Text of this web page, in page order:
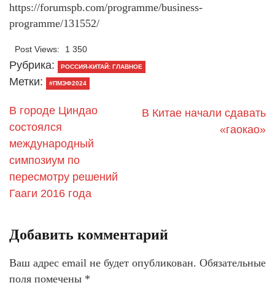
https://forumspb.com/programme/business-
programme/131552/
Post Views: 1 350
Рубрика: РОССИЯ-КИТАЙ: ГЛАВНОЕ
Метки: #ПМЭФ2024
В городе Циндао
состоялся
международный
симпозиум по
пересмотру решений
Гааги 2016 года
В Китае начали сдавать
«гаокао»
Добавить комментарий
Ваш адрес email не будет опубликован. Обязательные
поля помечены *